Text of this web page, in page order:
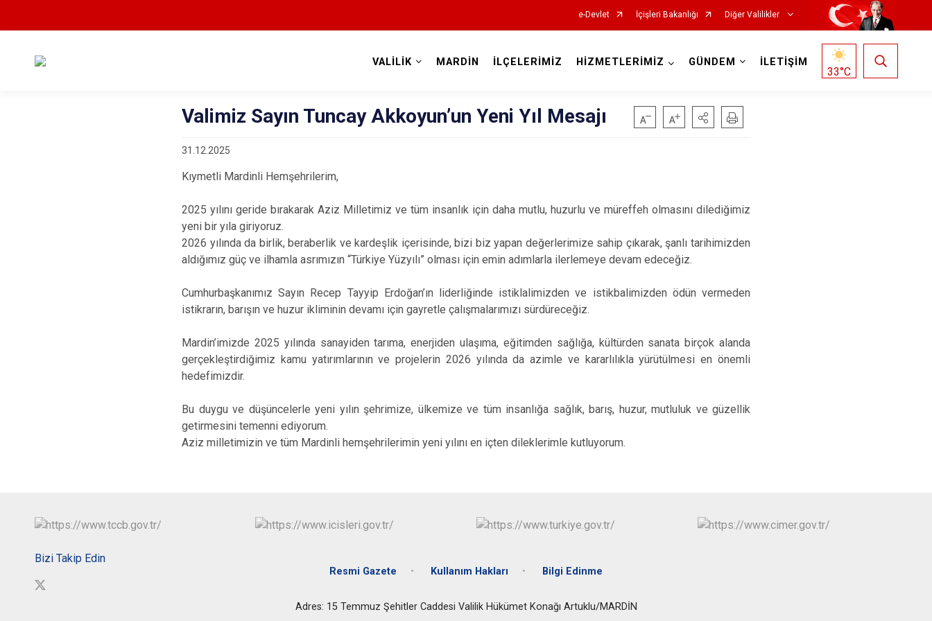
e-Devlet İçişleri Bakanlığı Diğer Valilikler
VALİLİK MARDİN İLÇELERİMİZ HİZMETLERİMİZ GÜNDEM İLETİŞİM
33°C
Valimiz Sayın Tuncay Akkoyun’un Yeni Yıl Mesajı
31.12.2025
Kıymetli Mardinli Hemşehrilerim,
2025 yılını geride bırakarak Aziz Milletimiz ve tüm insanlık için daha mutlu, huzurlu ve müreffeh olmasını dilediğimiz
yeni bir yıla giriyoruz.
2026 yılında da birlik, beraberlik ve kardeşlik içerisinde, bizi biz yapan değerlerimize sahip çıkarak, şanlı tarihimizden
aldığımız güç ve ilhamla asrımızın “Türkiye Yüzyılı” olması için emin adımlarla ilerlemeye devam edeceğiz.
Cumhurbaşkanımız Sayın Recep Tayyip Erdoğan’ın liderliğinde istiklalimizden ve istikbalimizden ödün vermeden
istikrarın, barışın ve huzur ikliminin devamı için gayretle çalışmalarımızı sürdüreceğiz.
Mardin’imizde 2025 yılında sanayiden tarıma, enerjiden ulaşıma, eğitimden sağlığa, kültürden sanata birçok alanda
gerçekleştirdiğimiz kamu yatırımlarının ve projelerin 2026 yılında da azimle ve kararlılıkla yürütülmesi en önemli
hedefimizdir.
Bu duygu ve düşüncelerle yeni yılın şehrimize, ülkemize ve tüm insanlığa sağlık, barış, huzur, mutluluk ve güzellik
getirmesini temenni ediyorum.
Aziz milletimizin ve tüm Mardinli hemşehrilerimin yeni yılını en içten dileklerimle kutluyorum.
Bizi Takip Edin
Resmi Gazete Kullanım Hakları Bilgi Edinme
Adres: 15 Temmuz Şehitler Caddesi Valilik Hükümet Konağı Artuklu/MARDİN